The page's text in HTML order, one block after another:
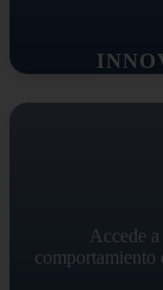
Accede
comportamiento